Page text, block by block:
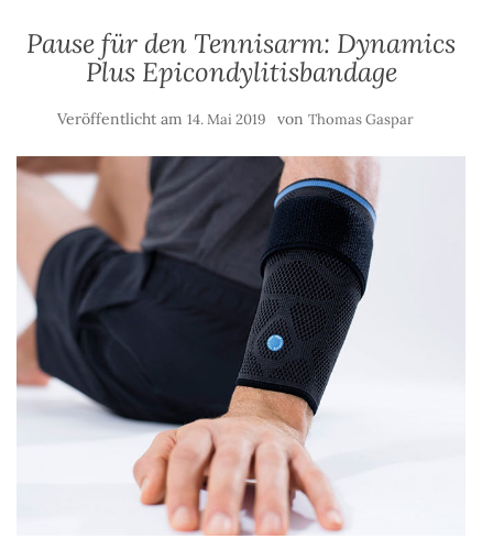
Pause für den Tennisarm: Dynamics
Plus Epicondylitisbandage
Veröffentlicht am 14. Mai 2019 von Thomas Gaspar